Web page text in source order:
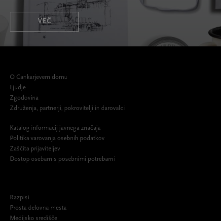
VEČ
O Cankarjevem domu
Ljudje
Zgodovina
Združenja, partnerji, pokrovitelji in darovalci
Katalog informacij javnega značaja
Politika varovanja osebnih podatkov
Zaščita prijaviteljev
Dostop osebam s posebnimi potrebami
Razpisi
Prosta delovna mesta
Medijsko središče